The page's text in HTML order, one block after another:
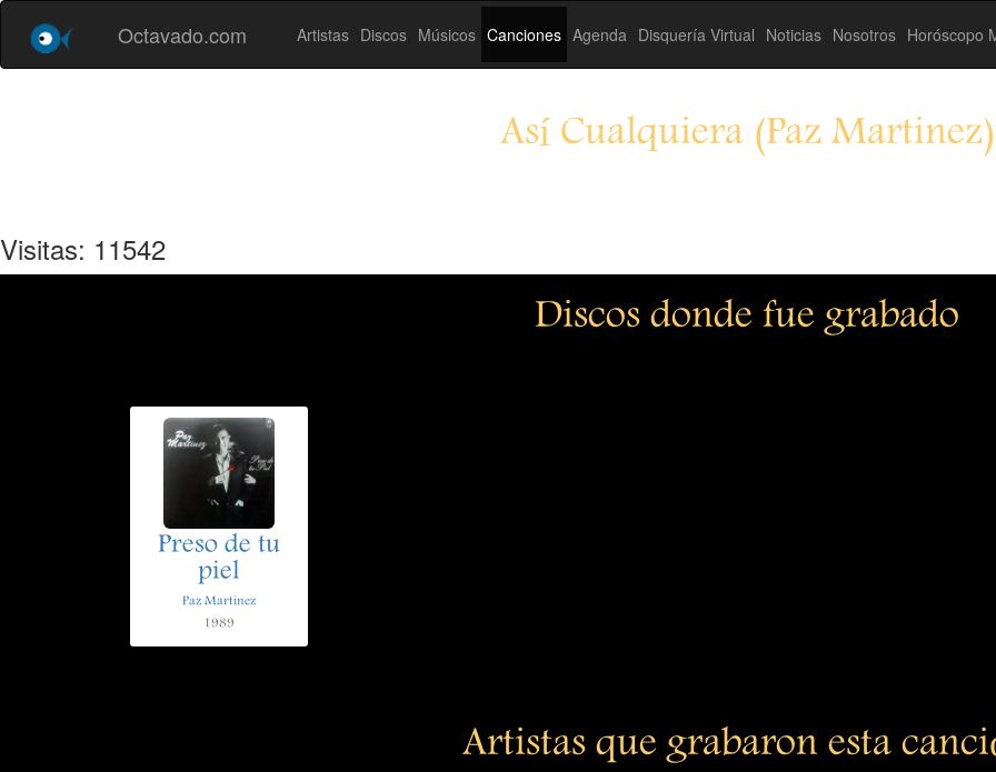
Octavado.com Artistas Discos Músicos Canciones Agenda Disquería Virtual Noticias Nosotros Horóscopo
Así Cualquiera (Paz Martinez)
Visitas: 11542
Discos donde fue grabado
Preso de tu
piel
Paz Martinez
1989
Artistas que grabaron esta